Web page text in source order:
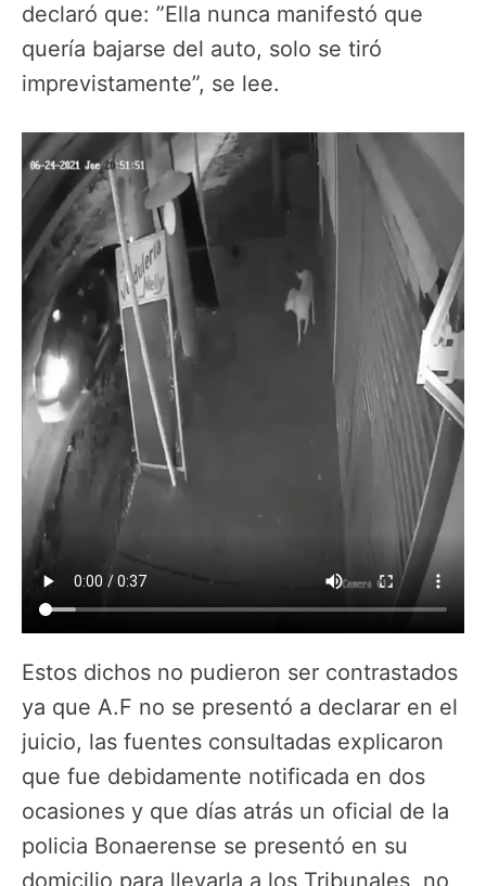
declaró que: ”Ella nunca manifestó que
quería bajarse del auto, solo se tiró
imprevistamente”, se lee.
Estos dichos no pudieron ser contrastados
ya que A.F no se presentó a declarar en el
juicio, las fuentes consultadas explicaron
que fue debidamente notificada en dos
ocasiones y que días atrás un oficial de la
policia Bonaerense se presentó en su
domicilio para llevarla a los Tribunales, no